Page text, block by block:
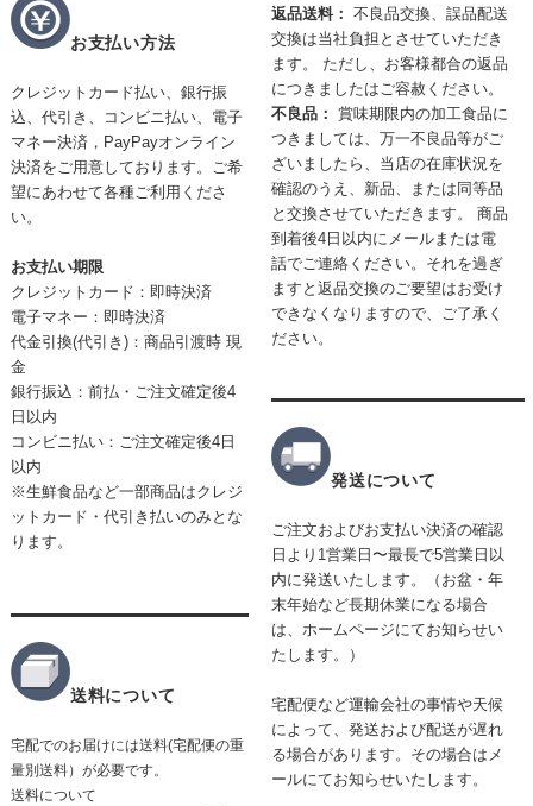
お支払い方法
クレジットカード払い、 銀行振
込、代引き、コンビニ払い、電子
マネー決済，PayPayオンライン
決済をご用意しております。ご希
望にあわせて各種ご利用くださ
い。
お支払い期限
クレジットカード：即時決済
電子マネー：即時決済
代金引換(代引き)：商品引渡時 現
金
銀行振込：前払・ご注文確定後4
日以内
コンビニ払い：ご注文確定後4日
以内
※生鮮食品など一部商品はクレジ
ットカード・代引き払いのみとな
ります。
送料について
宅配でのお届けには送料(宅配便の重
量別送料）が必要です。
送料について
返品送料：不良品交換、誤品配送
交換は当社負担とさせていただき
ます。 ただし、お客様都合の返品
につきましたはご容赦ください。
不良品：賞味期限内の加工食品に
つきましては、万一不良品等がご
ざいましたら、当店の在庫状況を
確認のうえ、新品、または同等品
と交換させていただきます。 商品
到着後4日以内にメールまたは電
話でご連絡ください。それを過ぎ
ますと返品交換のご要望はお受け
できなくなりますので、ご了承く
ださい。
発送について
ご注文およびお支払い決済の確認
日より1営業日〜最長で5営業日以
内に発送いたします。（お盆・年
末年始など長期休業になる場合
は、ホームページにてお知らせい
たします。）
宅配便など運輸会社の事情や天候
によって、発送および配送が遅れ
る場合があります。その場合はメ
ールにてお知らせいたします。